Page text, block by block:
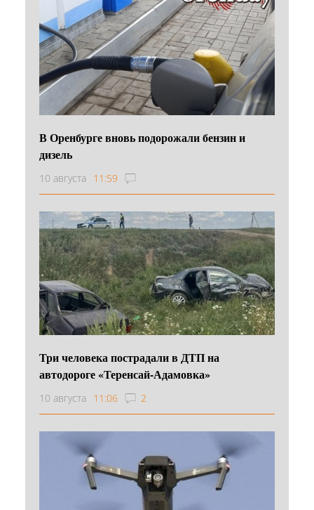
В Оренбурге вновь подорожали бензин и
дизель
10 августа 11:59
Три человека пострадали в ДТП на
автодороге «Теренсай-Адамовка»
10 августа 11:06 2